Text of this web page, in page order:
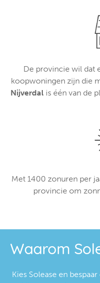
De provincie wil dat
koopwoningen zijn die
Nijverdalis één van de
Met 1400 zonuren per
provincie om
Waarom
Kies Solease en